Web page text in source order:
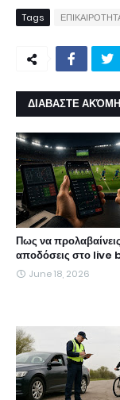
Tags
ΔΙΑΒΑΣΤΕ ΑΚΌΜΗ
Πως να
αποδόσεις στο
June 18, 2026